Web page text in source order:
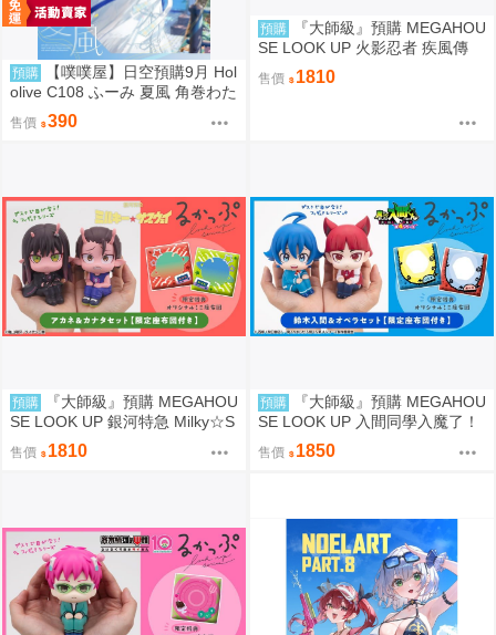
預購
【噗噗屋】日空預購9月 Hol
olive C108 ふーみ 夏風 角巻わた
角卷綿芽 watame
售價 390
預購
『大師級』預購 MEGAHOU
SE LOOK UP 火影忍者 疾風傳
漩渦鳴人＆自來也 套組 附特典
售價 1810
預購
『大師級』預購 MEGAHOU
SE LOOK UP 銀河特急 Milky☆S
ubway 朱音＆鐵多 套組 附特典
售價 1810
預購
『大師級』預購 MEGAHOU
SE LOOK UP 入間同學入魔了！
鈴木入間＆歐佩拉 套組 附特典
售價 1850